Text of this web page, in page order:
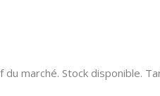
marché. Stock disponible.